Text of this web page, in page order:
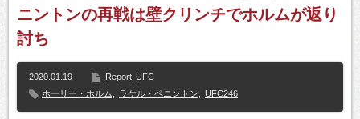
ニントンの再戦は壁クリンチでホルムが返り
討ち
2020.01.19 Report UFC
ホーリー・ホルム
ラケル・ペニントン UFC246